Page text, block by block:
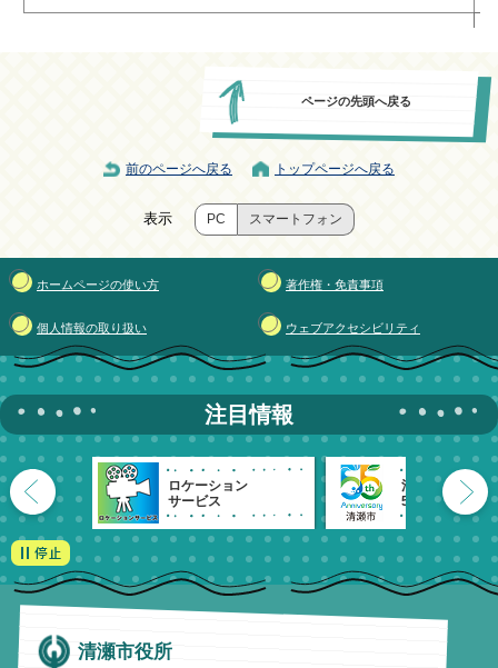
ページの先頭へ戻る
前のページへ戻る トップページへ戻る
表示 PC スマートフォン
ホームページの使い方 著作権・免責事項
個人情報の取り扱い ウェブアクセシビリティ
注目情報
ロケーション
サービス
清瀬市
55周年記念
清瀬市役所